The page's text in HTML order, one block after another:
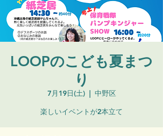
LOOPのこども夏まつ
り
7月19日(土)
  |
中野区
楽しいイベントが2本立て